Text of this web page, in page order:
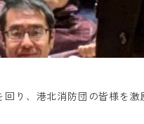
り、港北消防団の皆様を激